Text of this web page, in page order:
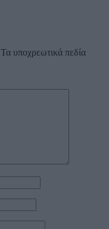
Τα υποχρεωτικά πεδία